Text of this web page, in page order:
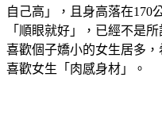
自己高」，且身高落在170
「順眼就好」，已經不是
喜歡個子嬌小的女生居多，
喜歡女生「肉感身材」。